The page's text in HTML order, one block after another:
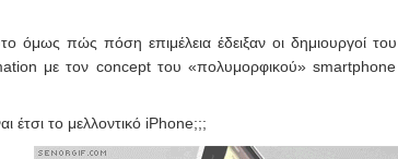
όμως πώς πόση επιμέλεια έδειξαν οι δημιουργοί
με τον concept του «πολυμορφικού» smartphone
έτσι το μελλοντικό iPhone;;;